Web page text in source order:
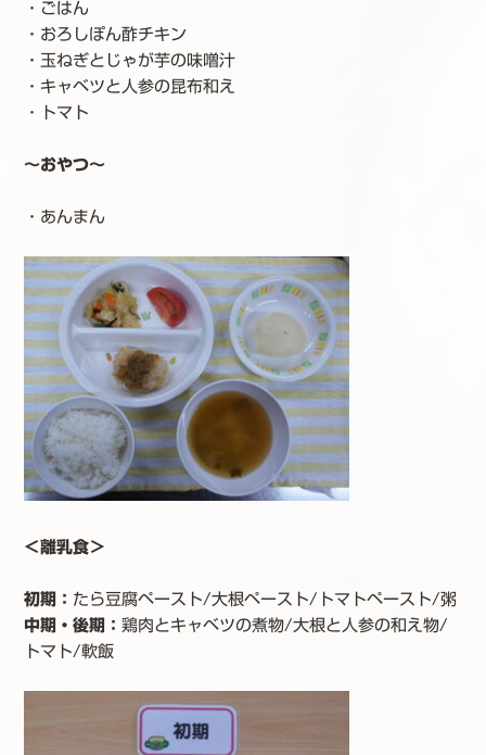
・ごはん
・おろしぽん酢チキン
・玉ねぎとじゃが芋の味噌汁
・キャベツと人参の昆布和え
・トマト
～おやつ～
・あんまん
＜離乳食＞
初期： たら豆腐ペースト/大根ペースト/トマトペースト/粥
中期・後期 ： 鶏肉とキャベツの煮物/大根と人参の和え物/
トマト/軟飯